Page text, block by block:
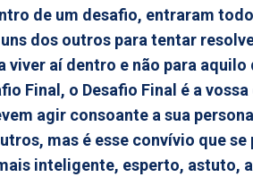
de um desafio, entraram
dos outros para tentar
viver aí dentro e não para aquilo
Final, o Desafio Final é a
agir consoante a sua
mas é esse convívio que se
inteligente, esperto, astuto,